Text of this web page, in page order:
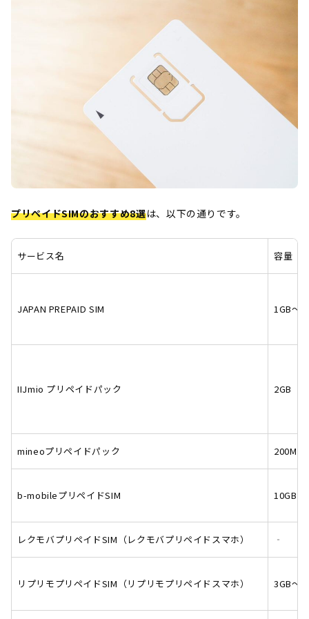
プリペイドSIMのおすすめ8選は、以下の通りです。
サービス名 容量
JAPAN PREPAID SIM 1GB～
IIJmio プリペイドパック 2GB
mineoプリペイドパック 200MB
b-mobileプリペイドSIM 10GB～
レクモバプリペイドSIM（レクモバプリペイドスマホ） ‐
リプリモプリペイドSIM（リプリモプリペイドスマホ） 3GB～